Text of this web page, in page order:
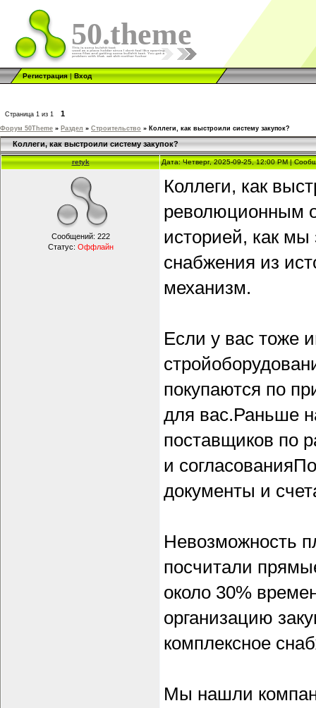
50.theme
Регистрация|Вход
Страница 1 из 1 1
Форум 50Theme » Раздел » Строительство » Коллеги, как выстроили систему закупок?
Коллеги, как выстроили систему закупок?
retyk Дата: Четверг, 2025-09-25, 12:00 PM |
Сообщений: 222
Статус: Оффлайн
Коллеги, как
революционным
историей, как мы
снабжения из
механизм.
Если у вас тоже
покупаются по
для вас.Раньше
поставщиков по
и
документы и
Невозможность
посчитали
около 30%
организацию
комплексное
Мы нашли